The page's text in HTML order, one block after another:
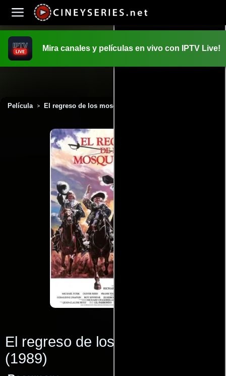
Mira canales y películas en vivo con IPTV Live!
Película > El regreso de los mosqueteros (1989)
El regreso de los mosqueteros
(1989)